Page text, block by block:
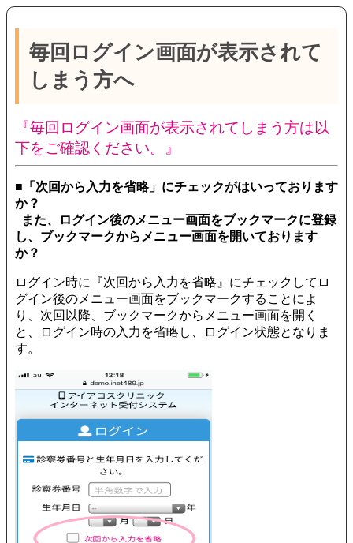
毎回ログイン画面が表示されて
しまう方へ
『毎回ログイン画面が表示されてしまう方は以
下をご確認ください。』
■「次回から入力を省略」にチェックがはいっております
か？
また、ログイン後のメニュー画面をブックマークに登録
し、ブックマークからメニュー画面を開いております
か？
ログイン時に『次回から入力を省略』にチェックしてロ
グイン後のメニュー画面をブックマークすることによ
り、次回以降、ブックマークからメニュー画面を開く
と、ログイン時の入力を省略し、ログイン状態となりま
す。